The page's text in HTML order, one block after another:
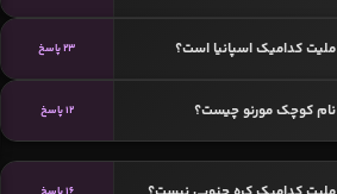
ملیت کدامیک اسپانیا است؟ 23 پاسخ
نام کوچک مورنو چیست؟ 12 پاسخ